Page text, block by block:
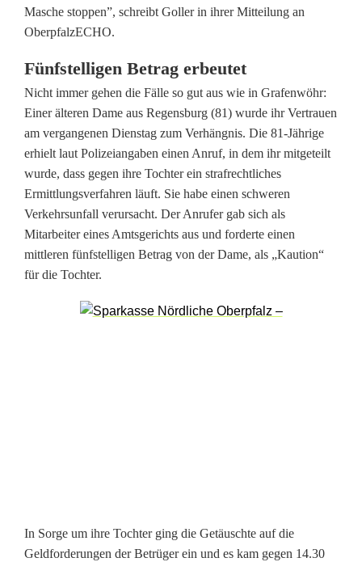
O
f
e
r
v
o
n
B
Masche stoppen”, schreibt Goller in ihrer Mitteilung an
OberpfalzECHO.
Fünfstelligen Betrag erbeutet
Nicht immer gehen die Fälle so gut aus wie in Grafenwöhr:
Einer älteren Dame aus Regensburg (81) wurde ihr Vertrauen
am vergangenen Dienstag zum Verhängnis. Die 81-Jährige
erhielt laut Polizeiangaben einen Anruf, in dem ihr mitgeteilt
wurde, dass gegen ihre Tochter ein strafrechtliches
Ermittlungsverfahren läuft. Sie habe einen schweren
Verkehrsunfall verursacht. Der Anrufer gab sich als
Mitarbeiter eines Amtsgerichts aus und forderte einen
mittleren fünfstelligen Betrag von der Dame, als „Kaution“
für die Tochter.
In Sorge um ihre Tochter ging die Getäuschte auf die
Geldforderungen der Betrüger ein und es kam gegen 14.30